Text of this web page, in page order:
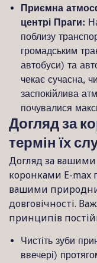
Приємна
центрі Праги:
поблизу
громадським
автобуси) та
чекає сучасна,
заспокійлива
почувалися
Догляд за
термін їх
Догляд за
коронками E-max
вашими
довговічності.
принципів
Чистіть зуби
ввечері)